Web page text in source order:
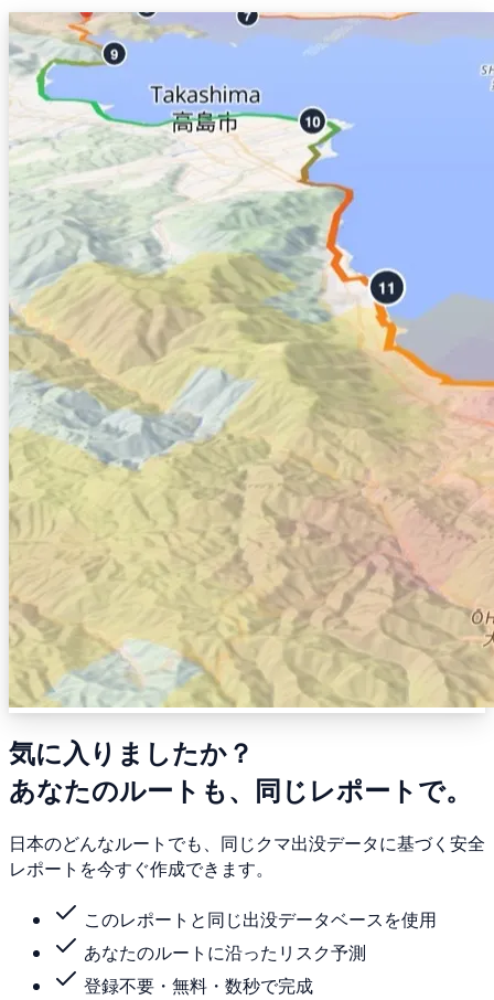
気に入りましたか？
あなたのルートも、同じレポートで。
日本のどんなルートでも、同じクマ出没データに基づく安全
レポートを今すぐ作成できます。
このレポートと同じ出没データベースを使用
あなたのルートに沿ったリスク予測
登録不要・無料・数秒で完成